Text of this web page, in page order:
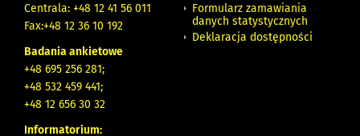
Centrala: +48 12 41 56 011
Fax:+48 12 36 10 192
Badania ankietowe
+48 695 256 281;
+48 532 459 441;
+48 12 656 30 32
Informatorium:
Formularz zamawiania
danych statystycznych
Deklaracja dostępności